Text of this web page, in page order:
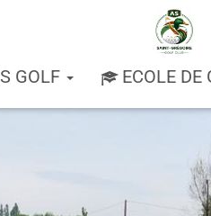
GOLF ECOLE DE